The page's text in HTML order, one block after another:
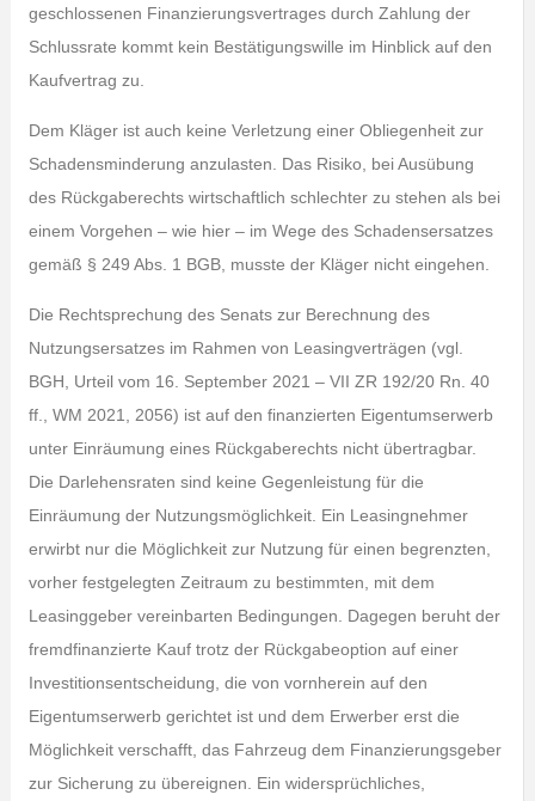
geschlossenen Finanzierungsvertrages durch Zahlung der
Schlussrate kommt kein Bestätigungswille im Hinblick auf den
Kaufvertrag zu.
Dem Kläger ist auch keine Verletzung einer Obliegenheit zur
Schadensminderung anzulasten. Das Risiko, bei Ausübung
des Rückgaberechts wirtschaftlich schlechter zu stehen als bei
einem Vorgehen – wie hier – im Wege des Schadensersatzes
gemäß § 249 Abs. 1 BGB, musste der Kläger nicht eingehen.
Die Rechtsprechung des Senats zur Berechnung des
Nutzungsersatzes im Rahmen von Leasingverträgen (vgl.
BGH, Urteil vom 16. September 2021 – VII ZR 192/20 Rn. 40
ff., WM 2021, 2056) ist auf den finanzierten Eigentumserwerb
unter Einräumung eines Rückgaberechts nicht übertragbar.
Die Darlehensraten sind keine Gegenleistung für die
Einräumung der Nutzungsmöglichkeit. Ein Leasingnehmer
erwirbt nur die Möglichkeit zur Nutzung für einen begrenzten,
vorher festgelegten Zeitraum zu bestimmten, mit dem
Leasinggeber vereinbarten Bedingungen. Dagegen beruht der
fremdfinanzierte Kauf trotz der Rückgabeoption auf einer
Investitionsentscheidung, die von vornherein auf den
Eigentumserwerb gerichtet ist und dem Erwerber erst die
Möglichkeit verschafft, das Fahrzeug dem Finanzierungsgeber
zur Sicherung zu übereignen. Ein widersprüchliches,